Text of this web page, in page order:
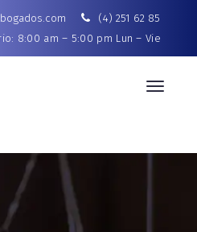
(4) 251 62 85
8:00 am – 5:00 pm Lun – Vie
Toggle